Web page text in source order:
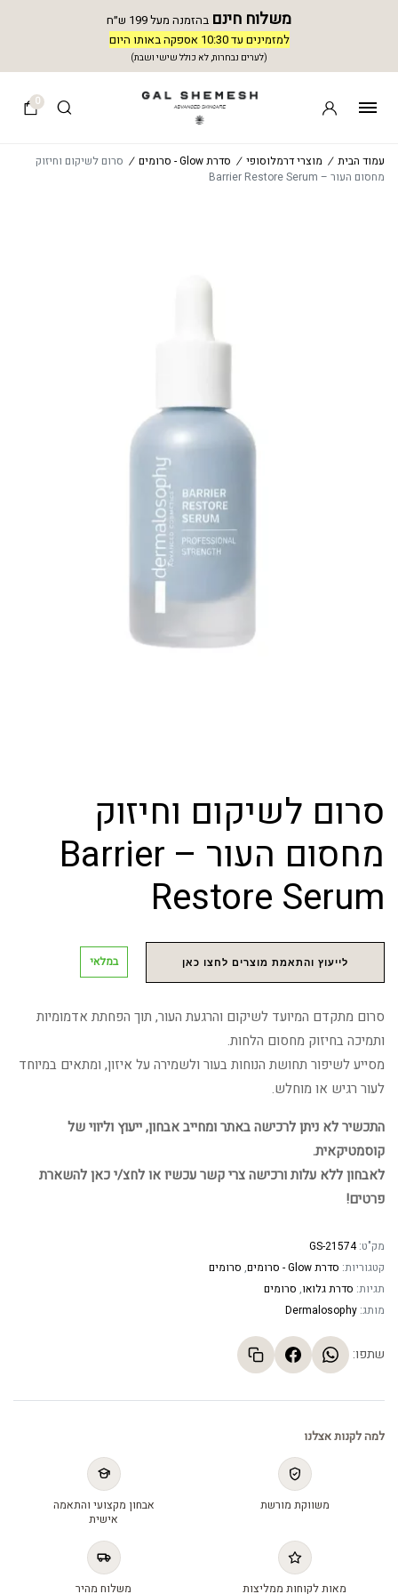
משלוח חינם בהזמנה מעל 199 ש״ח
למזמינים עד 10:30 אספקה באותו היום
(לערים נבחרות, לא כולל שישי ושבת)
0
עמוד הבית / מוצרי דרמלוסופי / סדרת Glow - סרומים / סרום לשיקום וחיזוק
מחסום העור – Barrier Restore Serum
סרום לשיקום וחיזוק
מחסום העור – Barrier
Restore Serum
לייעוץ והתאמת מוצרים לחצו כאן במלאי
סרום מתקדם המיועד לשיקום והרגעת העור, תוך הפחתת אדמומיות
ותמיכה בחיזוק מחסום הלחות.
מסייע לשיפור תחושת הנוחות בעור ולשמירה על איזון, ומתאים במיוחד
לעור רגיש או מוחלש.
התכשיר לא ניתן לרכישה באתר ומחייב אבחון, ייעוץ וליווי של
קוסמטיקאית.
לאבחון ללא עלות ורכישה צרי קשר עכשיו או לחצ/י כאן להשארת
פרטים!
מק"ט:GS-21574
קטגוריות: סדרת Glow - סרומים , סרומים
תגיות: סדרת גלואו, סרומים
מותג: Dermalosophy
שתפו:
למה לקנות אצלנו
משווקת מורשת
אבחון מקצועי והתאמה
אישית
מאות לקוחות ממליצות משלוח מהיר